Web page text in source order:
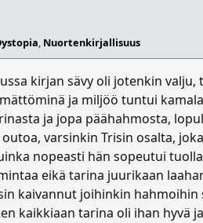
, Nuortenkirjallisuus
kirjan sävy oli jotenkin
ja miljöö tuntui
ja jopa päähahmosta,
varsinkin Trisin osalta,
nopeasti hän sopeutui
eikä tarina juurikaan
kaivannut joihinkin hahmoihin
kaikkiaan tarina oli ihan hyvä